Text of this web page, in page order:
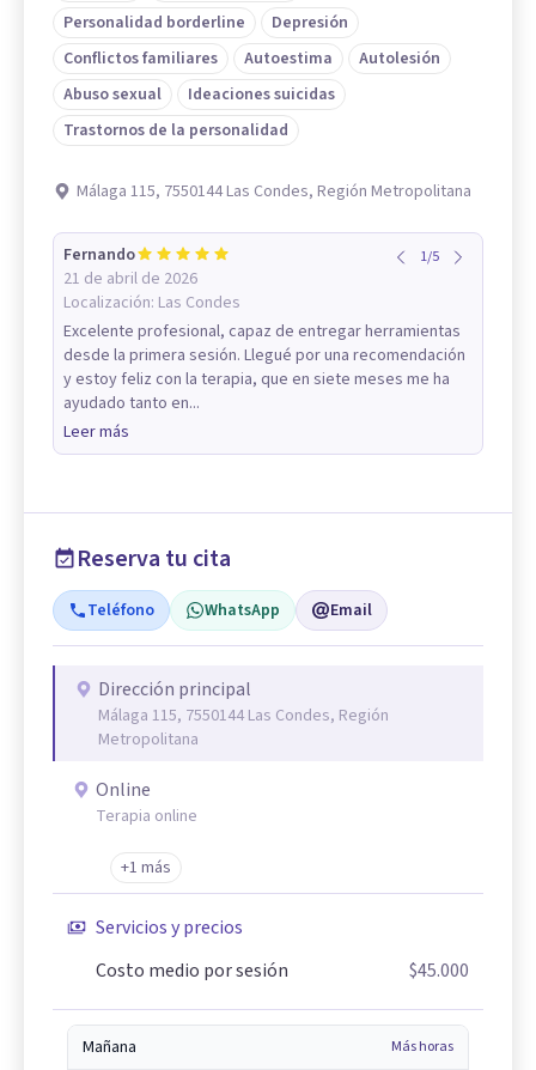
Personalidad borderline
Depresión
Conflictos familiares
Autoestima
Autolesión
Abuso sexual
Ideaciones suicidas
Trastornos de la personalidad
Málaga 115, 7550144 Las Condes, Región Metropolitana
Fernando
21 de abril de 2026
Localización: Las Condes
1/5
Excelente profesional, capaz de entregar herramientas
desde la primera sesión. Llegué por una recomendación
y estoy feliz con la terapia, que en siete meses me ha
ayudado tanto en...
Leer más
Reserva tu cita
Teléfono WhatsApp Email
Dirección principal
Málaga 115, 7550144 Las Condes, Región
Metropolitana
Online
Terapia online
+1 más
Servicios y precios
Costo medio por sesión
$45.000
Mañana Más horas